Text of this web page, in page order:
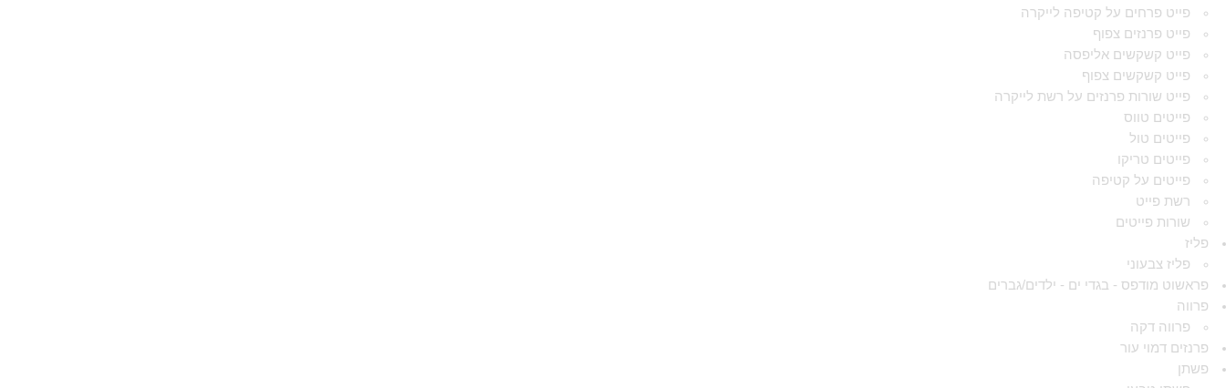
פייט פרחים על קטיפה לייקרה
פייט פרנזים צפוף
פייט קשקשים אליפסה
פייט קשקשים צפוף
פייט שורות פרנזים על רשת לייקרה
פייטים טווס
פייטים טול
פייטים טריקו
פייטים על קטיפה
רשת פייט
שורות פייטים
פליז
פליז צבעוני
פראשוט מודפס - בגדי ים - ילדים/גברים
פרווה
פרווה דקה
פרנזים דמוי עור
פשתן